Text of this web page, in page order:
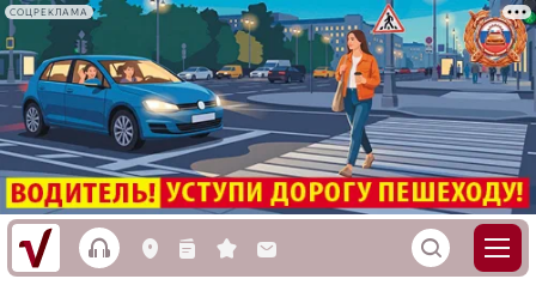
СОЦРЕКЛАМА
h L n s M S